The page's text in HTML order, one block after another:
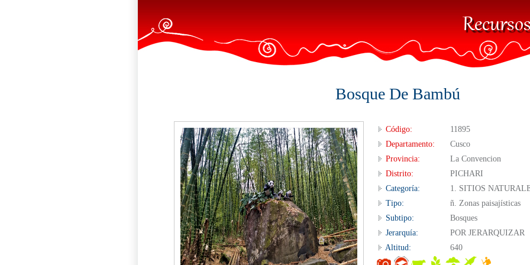
Bosque De Bambú
Código:
11895
Departamento:
Cusco
Provincia:
La Convencion
Distrito:
PICHARI
Categoría:
1. SITIOS
Tipo:
ñ. Zonas paisajísticas
Subtipo:
Bosques
Jerarquía:
POR JERARQUIZAR
Altitud:
640